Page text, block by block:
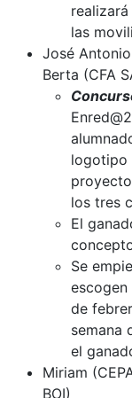
las
José
Berta (CFA
logotipo
los tres
El
Se
de
semana
el
Miriam
BOI)